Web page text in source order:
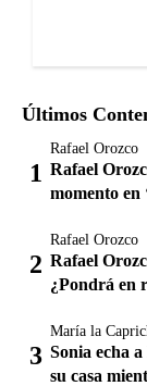
Últimos
Rafael Orozco
Rafael
momento en
Rafael Orozco
Rafael
¿Pondrá en
María la
Sonia echa
su casa